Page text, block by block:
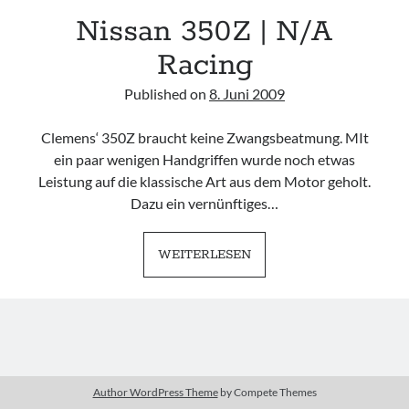
TuningSzeneGraz
Imprint
Nissan 350Z | N/A
Racing
Published on 8. Juni 2009
Clemens‘ 350Z braucht keine Zwangsbeatmung. MIt
ein paar wenigen Handgriffen wurde noch etwas
Leistung auf die klassische Art aus dem Motor geholt.
Dazu ein vernünftiges…
WEITERLESENNISSAN
350Z
Author WordPress Themeby Compete Themes